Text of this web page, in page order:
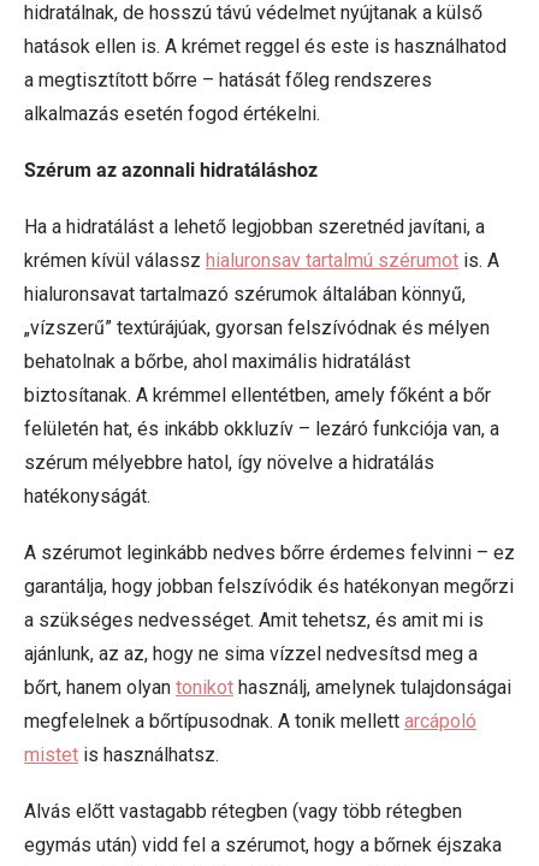
hidratálnak, de hosszú távú védelmet nyújtanak a külső
hatások ellen is. A krémet reggel és este is használhatod
a megtisztított bőrre – hatását főleg rendszeres
alkalmazás esetén fogod értékelni.
Szérum az azonnali hidratáláshoz
Ha a hidratálást a lehető legjobban szeretnéd javítani, a
krémen kívül válassz hialuronsav tartalmú szérumot is. A
hialuronsavat tartalmazó szérumok általában könnyű,
„vízszerű” textúrájúak, gyorsan felszívódnak és mélyen
behatolnak a bőrbe, ahol maximális hidratálást
biztosítanak. A krémmel ellentétben, amely főként a bőr
felületén hat, és inkább okkluzív – lezáró funkciója van, a
szérum mélyebbre hatol, így növelve a hidratálás
hatékonyságát.
A szérumot leginkább nedves bőrre érdemes felvinni – ez
garantálja, hogy jobban felszívódik és hatékonyan megőrzi
a szükséges nedvességet. Amit tehetsz, és amit mi is
ajánlunk, az az, hogy ne sima vízzel nedvesítsd meg a
bőrt, hanem olyan tonikot használj, amelynek tulajdonságai
megfelelnek a bőrtípusodnak. A tonik mellett arcápoló
mistet is használhatsz.
Alvás előtt vastagabb rétegben (vagy több rétegben
egymás után) vidd fel a szérumot, hogy a bőrnek éjszaka